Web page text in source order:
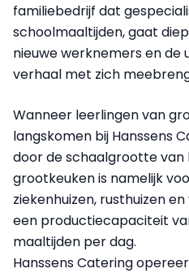
familiebedrijf dat
schoolmaaltijden, gaat
nieuwe werknemers en de
verhaal met zich
Wanneer leerlingen van
langskomen bij Hanssens
door de schaalgrootte van
grootkeuken is namelijk
ziekenhuizen, rusthuizen
een productiecapaciteit
maaltijden per dag.
Hanssens Catering